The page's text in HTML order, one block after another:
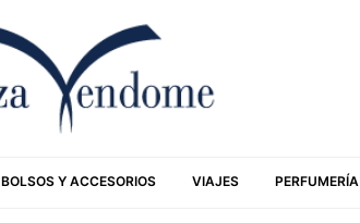
BOLSOS Y ACCESORIOS VIAJES PERFUMERÍA